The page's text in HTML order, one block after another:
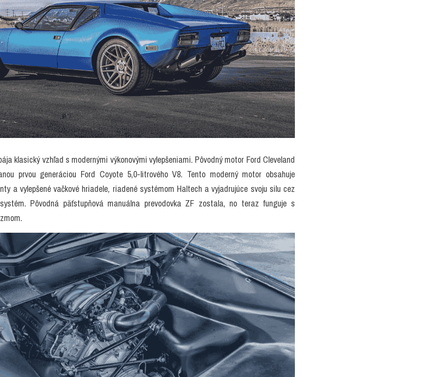
klasický vzhľad s modernými výkonovými vylepšeniami. Pôvodný motor Ford Cleveland
prvou generáciou Ford Coyote 5,0-litrového V8. Tento moderný motor obsahuje
a vylepšené vačkové hriadele, riadené systémom Haltech a vyjadrujúce svoju silu cez
Pôvodná päťstupňová manuálna prevodovka ZF zostala, no teraz funguje s